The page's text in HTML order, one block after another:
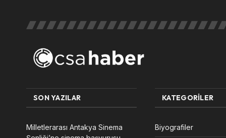
SON YAZILAR
Milletlerarası Antakya Sinema
KATEGORILER
Biyografiler